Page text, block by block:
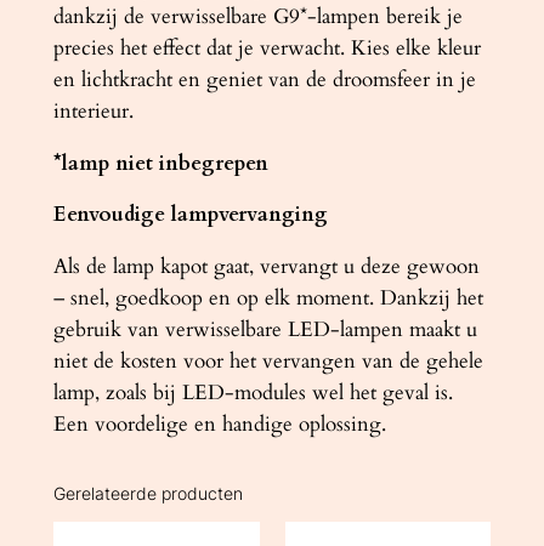
dankzij de verwisselbare G9*-lampen bereik je
precies het effect dat je verwacht. Kies elke kleur
en lichtkracht en geniet van de droomsfeer in je
interieur.
*lamp niet inbegrepen
Eenvoudige lampvervanging
Als de lamp kapot gaat, vervangt u deze gewoon
– snel, goedkoop en op elk moment. Dankzij het
gebruik van verwisselbare LED-lampen maakt u
niet de kosten voor het vervangen van de gehele
lamp, zoals bij LED-modules wel het geval is.
Een voordelige en handige oplossing.
Gerelateerde producten